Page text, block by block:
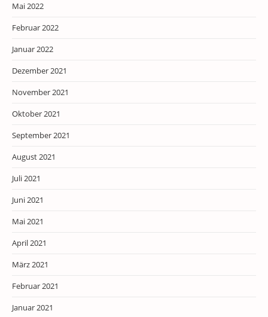
Mai 2022
Februar 2022
Januar 2022
Dezember 2021
November 2021
Oktober 2021
September 2021
August 2021
Juli 2021
Juni 2021
Mai 2021
April 2021
März 2021
Februar 2021
Januar 2021